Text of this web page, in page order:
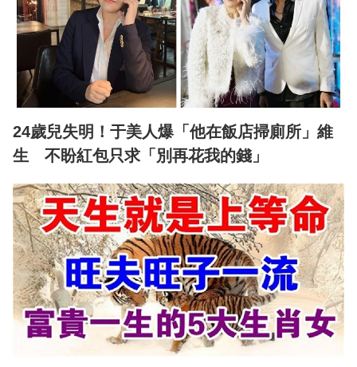
24歲兒失明！于美人爆「他在飯店掃廁所」維
生 不盼紅包只求「別再花我的錢」